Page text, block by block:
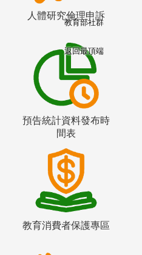
人體研究倫理申訴
預告統計資料發布時
間表
教育消費者保護專區
教育部社群
返回最頂端